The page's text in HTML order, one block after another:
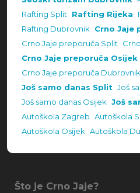
Rafting Split Rafting Rijeka
Rafting Dubrovnik Crno Jaje
Crno Jaje preporuča Split
Crno Jaje preporuča Osijek
Crno Jaje preporuča Dubrovnik
Još samo danas Split Još
Još samo danas Osijek Još
Autoškola Zagreb Autoškola
Autoškola Osijek Autoškola
Što je Crno Jaje?